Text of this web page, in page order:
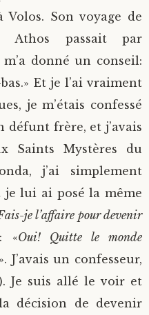
Volos. Son voyage de
passait par
donné un conseil:
Et je l’ai vraiment
je m’étais confessé
défunt frère, et j’avais
Saints Mystères du
j’ai simplement
je lui ai posé la même
je l’affaire pour devenir
«Oui! Quitte le monde
J’avais un confesseur,
Je suis allé le voir et
décision de devenir